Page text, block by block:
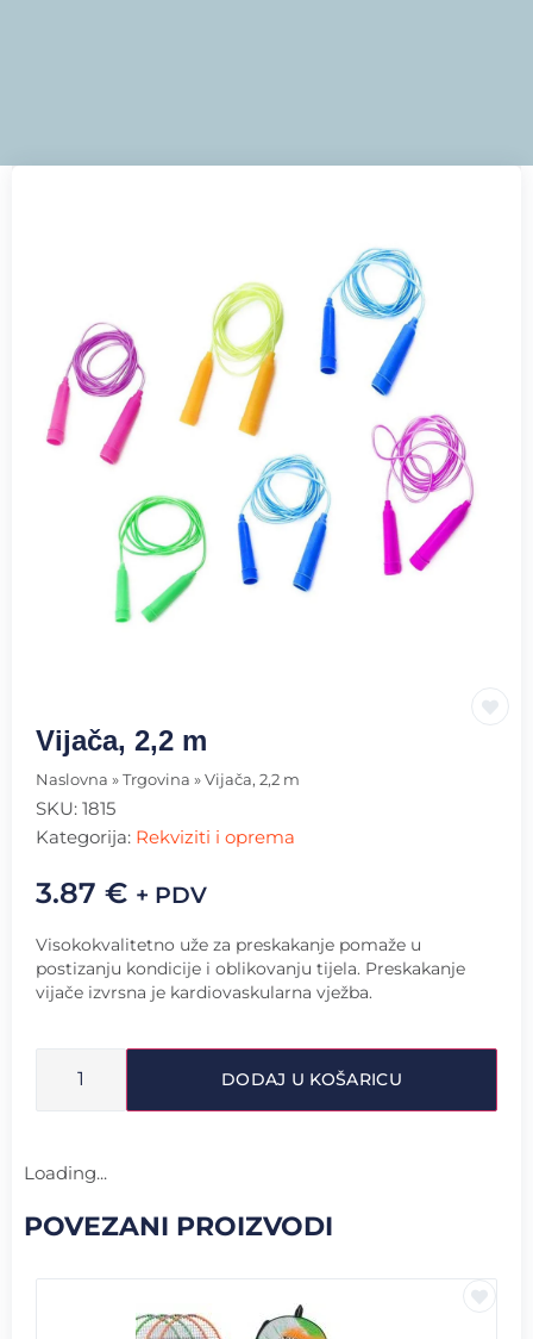
Vijača, 2,2 m
Naslovna » Trgovina » Vijača, 2,2 m
SKU: 1815
Kategorija: Rekviziti i oprema
3.87 € + PDV
Visokokvalitetno uže za preskakanje pomaže u
postizanju kondicije i oblikovanju tijela. Preskakanje
vijače izvrsna je kardiovaskularna vježba.
DODAJ U KOŠARICU
Loading...
POVEZANI PROIZVODI